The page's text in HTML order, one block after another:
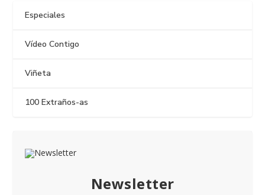
Especiales
Vídeo Contigo
Viñeta
100 Extraños-as
Newsletter